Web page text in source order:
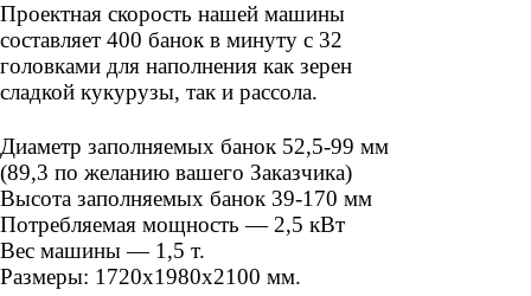
Проектная скорость нашей машины
составляет 400 банок в минуту с 32
головками для наполнения как зерен
сладкой кукурузы, так и рассола.
Диаметр заполняемых банок 52,5-99 мм
(89,3 по желанию вашего Заказчика)
Высота заполняемых банок 39-170 мм
Потребляемая мощность — 2,5 кВт
Вес машины — 1,5 т.
Размеры: 1720х1980х2100 мм.